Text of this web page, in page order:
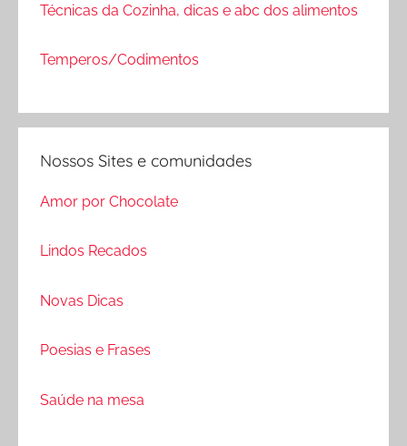
Técnicas da Cozinha, dicas e abc dos alimentos
Temperos/Codimentos
Nossos Sites e comunidades
Amor por Chocolate
Lindos Recados
Novas Dicas
Poesias e Frases
Saúde na mesa